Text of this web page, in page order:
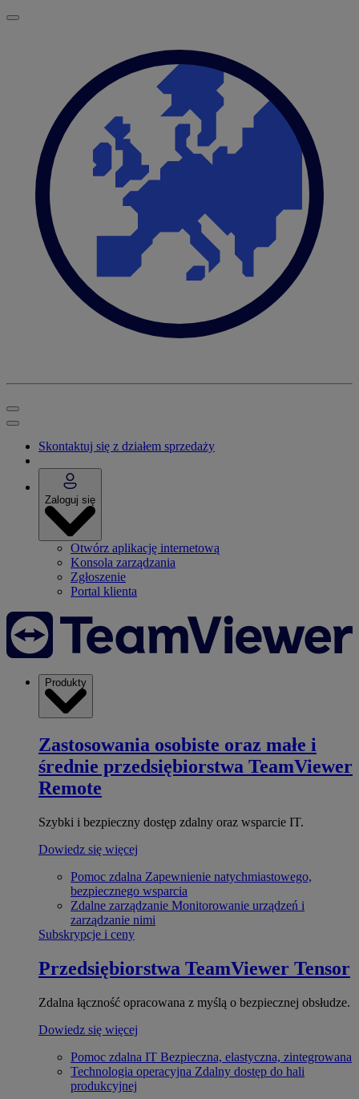
Skontaktuj się z działem sprzedaży
Zaloguj się
Otwórz aplikację internetową
Konsola zarządzania
Zgłoszenie
Portal klienta
Produkty
Zastosowania osobiste oraz małe i
średnie przedsiębiorstwa TeamViewer
Remote
Szybki i bezpieczny dostęp zdalny oraz wsparcie IT.
Dowiedz się więcej
Pomoc zdalna Zapewnienie natychmiastowego,
bezpiecznego wsparcia
Zdalne zarządzanie Monitorowanie urządzeń i
zarządzanie nimi
Subskrypcje i ceny
Przedsiębiorstwa TeamViewer Tensor
Zdalna łączność opracowana z myślą o bezpiecznej obsłudze.
Dowiedz się więcej
Pomoc zdalna IT Bezpieczna, elastyczna, zintegrowana
Technologia operacyjna Zdalny dostęp do hali
produkcyjnej